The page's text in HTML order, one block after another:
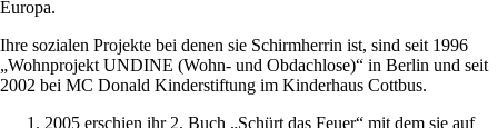
Europa.
Ihre sozialen Projekte bei denen sie Schirmherrin ist, sind seit 1996
„Wohnprojekt UNDINE (Wohn- und Obdachlose)“ in Berlin und seit
2002 bei MC Donald Kinderstiftung im Kinderhaus Cottbus.
2005 erschien ihr 2. Buch „Schürt das Feuer“ mit dem sie auf